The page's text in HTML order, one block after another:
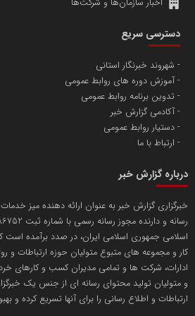
پایگاه اطلاع رسانی اعتلای نهادهای
پایگاه اطلاع رسانی دریا و نفت
تامین آهن اسفنجی تولیدکنندگان فولاد در کشور
تریبون
انتشار گسترده محتوا در رسانه گزارش خبر
مسعودصادقی
محمدعلی کرمعلی
دسترسی سریع
شهروند خبرنگار استانی
آموزش دوره های روابط عمومی
تدوین برنامه روابط عمومی
آکادمی گزارش خبر
دستیار روابط عمومی
ارتباط با ما
درباره گزارش خبر
خبرگزاری گزارش خبر به عنوان ارائه دهنده میز
اسلامی جمهوری اسلامی ایران، در صدد برآمده است
کار و مجموعه های متبوع متولیان حوزه ارتباطات و
ادارات، شرکت ها و تمامی مدیران کسب و کارهای
و متولیان تولید محتوای رسانه ای از جنس یک
ارتباطات و اطلاع رسانی را برای آنها تسریع کرده و